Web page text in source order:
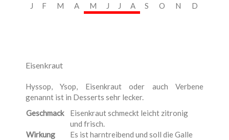
J F M A M J J A S O N D
Eisenkraut
Hyssop, Ysop, Eisenkraut oder auch Verbene
genannt ist in Desserts sehr lecker.
Geschmack
Eisenkraut schmeckt leicht zitronig
und frisch.
Wirkung
Es ist harntreibend und soll die Galle